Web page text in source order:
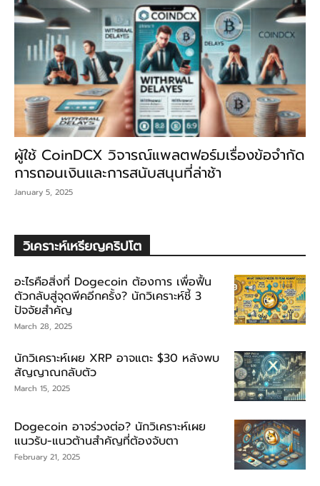
ปโต
ผู้ใช้ CoinDCX วิจารณ์แพลตฟอร์มเรื่องข้อจำกัด
การถอนเงินและการสนับสนุนที่ล่าช้า
January 5, 2025
วิเคราะห์เหรียญคริปโต
อะไรคือสิ่งที่ Dogecoin ต้องการ เพื่อฟื้น
ตัวกลับสู่จุดพีคอีกครั้ง? นักวิเคราะห์ชี้ 3
ปัจจัยสำคัญ
March 28, 2025
นักวิเคราะห์เผย XRP อาจแตะ $30 หลังพบ
สัญญาณกลับตัว
March 15, 2025
Dogecoin อาจร่วงต่อ? นักวิเคราะห์เผย
แนวรับ-แนวต้านสำคัญที่ต้องจับตา
February 21, 2025